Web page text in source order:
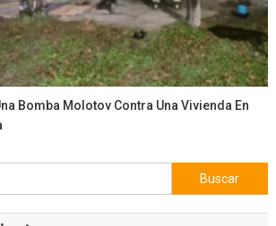
Bomba Molotov Contra Una Vivienda En
Buscar: